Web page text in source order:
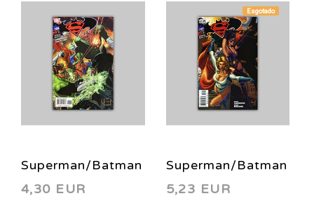
Superman/Batman
29 2006
4,30 EUR
Esgotado
Superman/Batman
27 2006
5,23 EUR